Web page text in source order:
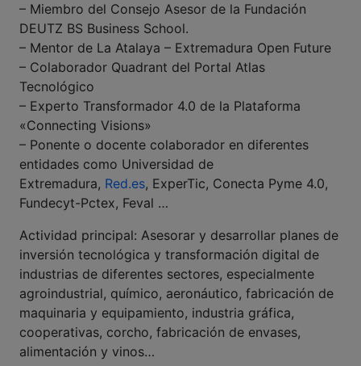
– Miembro del Consejo Asesor de la Fundación
DEUTZ BS Business School.
– Mentor de La Atalaya – Extremadura Open Future
– Colaborador Quadrant del Portal Atlas
Tecnológico
– Experto Transformador 4.0 de la Plataforma
«Connecting Visions»
– Ponente o docente colaborador en diferentes
entidades como Universidad de
Extremadura, Red.es, ExperTic, Conecta Pyme 4.0,
Fundecyt-Pctex, Feval …
Actividad principal: Asesorar y desarrollar planes de
inversión tecnológica y transformación digital de
industrias de diferentes sectores, especialmente
agroindustrial, químico, aeronáutico, fabricación de
maquinaria y equipamiento, industria gráfica,
cooperativas, corcho, fabricación de envases,
alimentación y vinos…